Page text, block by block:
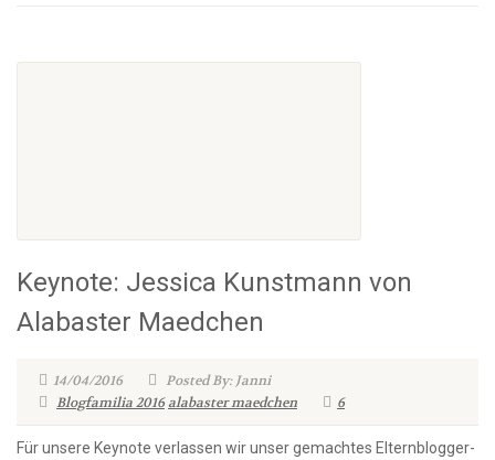
Keynote: Jessica Kunstmann von
Alabaster Maedchen
14/04/2016
Posted By: Janni
Blogfamilia 2016 alabaster maedchen 6
Für unsere Keynote verlassen wir unser gemachtes Elternblogger-